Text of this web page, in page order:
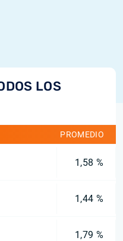
LOS
PROMEDIO
1,58 %
1,44 %
1,79 %